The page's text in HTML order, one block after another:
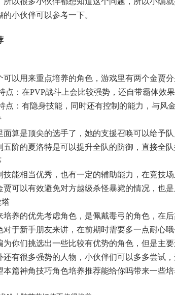
的小伙伴可以参考一下。
可以用来重点培养的角色，游戏里有两个金贾分
点：在PVP战斗上会比较强势，还自带霸体效
点：有隐身技能，同时还有控制的能力，与风
面算是顶尖的选手了，她的支援召唤可以给予
五阶的夏洛特是可以提升全队的防御，直接全队
技能相当优秀，也有一定的辅助能力，在竞技
贾可以有效避免对方越级杀怪暴毙的情况，也
塔
培养的优先考虑角色，是佩戴毒弓的角色，在
对于新手朋友来讲，在前期时需要多一点耐心
为你们挑选出一些比较有优势的角色，但是主
还有很多强势的人物，小伙伴们可以多多尝试
本篇神角技巧角色培养推荐能给你吗带来一些培